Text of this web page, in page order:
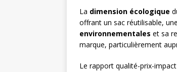
La dimension écologique
offrant un sac réutilisable,
environnementales et sa
marque, particulièrement
Le rapport qualité-prix-